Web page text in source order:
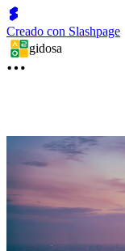
Creado con Slashpage
gidosa